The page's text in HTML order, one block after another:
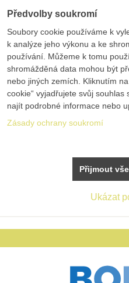
Předvolby soukromí
Soubory cookie používáme k
k analýze jeho výkonu a ke
používání. Můžeme k tomu
shromážděná data mohou být
nebo jiných zemích. Kliknutím
cookie“ vyjadřujete svůj
najít podrobné informace nebo
Zásady ochrany soukromí
Ukázat
Přijmout